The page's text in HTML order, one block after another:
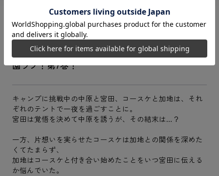
もっと見る
イケメン執着系後輩×調理部部長のじれキュン学
園ラブ！第7巻！
キャンプに挑戦中の中原と宮田、コースケと加地は、それ
ぞれのテントで一夜を過ごすことに。
宮田は覚悟を決めて中原を誘うが、その結末は…？
一方、片想いを実らせたコースケは加地との関係を深めた
くてたまらず、
加地はコースケと付き合い始めたことをいつ宮田に伝える
か悩んでいた。